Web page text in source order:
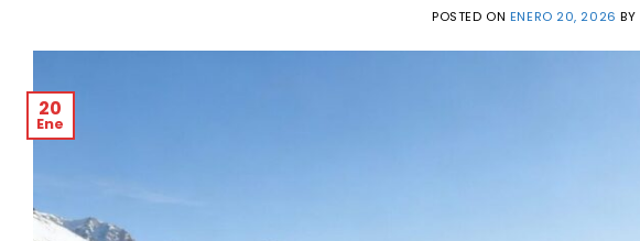
POSTED ON ENERO 20, 2026 BY
20
Ene